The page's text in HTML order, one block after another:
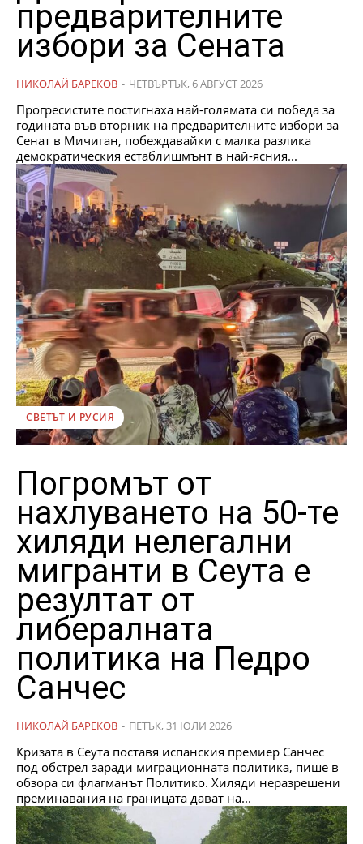
предварителните
избори за Сената
НИКОЛАЙ БАРЕКОВ - ЧЕТВЪРТЪК, 6 АВГУСТ 2026
Прогресистите постигнаха най-голямата си победа за
годината във вторник на предварителните избори за
Сенат в Мичиган, побеждавайки с малка разлика
демократическия естаблишмънт в най-ясния...
СВЕТЪТ И РУСИЯ
Погромът от
нахлуването на 50-те
хиляди нелегални
мигранти в Сеута е
резултат от
либералната
политика на Педро
Санчес
НИКОЛАЙ БАРЕКОВ - ПЕТЪК, 31 ЮЛИ 2026
Кризата в Сеута поставя испанския премиер Санчес
под обстрел заради миграционната политика, пише в
обзора си флагманът Политико. Хиляди неразрешени
преминавания на границата дават на...